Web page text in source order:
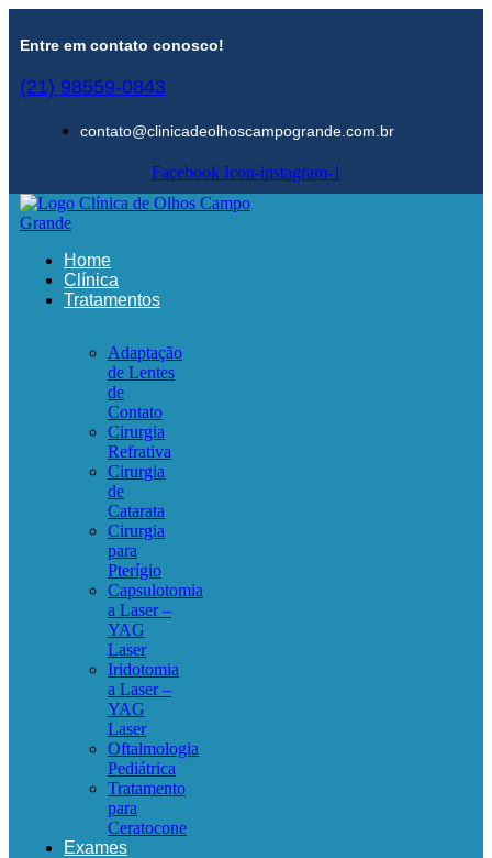
Entre em contato conosco!
(21) 98559-0843
contato@clinicadeolhoscampogrande.com.br
Facebook Icon-instagram-1
Home
Clínica
Tratamentos
Adaptação
de Lentes
de
Contato
Cirurgia
Refrativa
Cirurgia
de
Catarata
Cirurgia
para
Pterígio
Capsulotomia
a Laser –
YAG
Laser
Iridotomia
a Laser –
YAG
Laser
Oftalmologia
Pediátrica
Tratamento
para
Ceratocone
Exames